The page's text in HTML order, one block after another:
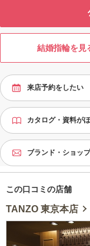
様が一生安心して身に付
輪をご提供するために、
結婚指輪を見
来店予約をしたい
カタログ・資料が
ブランド・ショッ
この口コミの店舗
TANZO 東京本店